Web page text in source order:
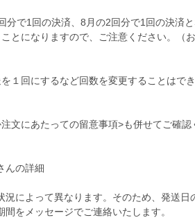
分で1回の決済、8月の2回分で1回の決済
とになりますので、ご注意ください。（
１回にするなど回数を変更することはで
文にあたっての留意事項>も併せてご確認
んの詳細
によって異なります。そのため、発送日
をメッセージでご連絡いたします。